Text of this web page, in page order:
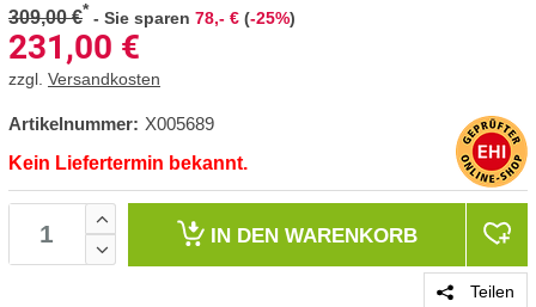
309,00 €* - Sie sparen 78,- € (-25%)
231,00 €
zzgl. Versandkosten
Artikelnummer: X005689
Kein Liefertermin bekannt.
IN DEN WARENKORB
Teilen